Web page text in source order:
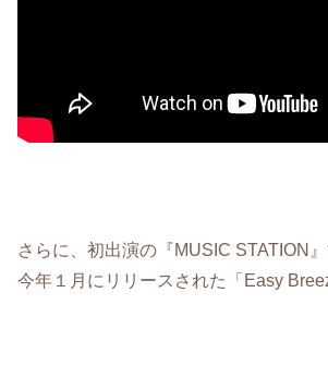
さらに、初出演の『MUSIC STATION』
今年１月にリリースされた
「Easy